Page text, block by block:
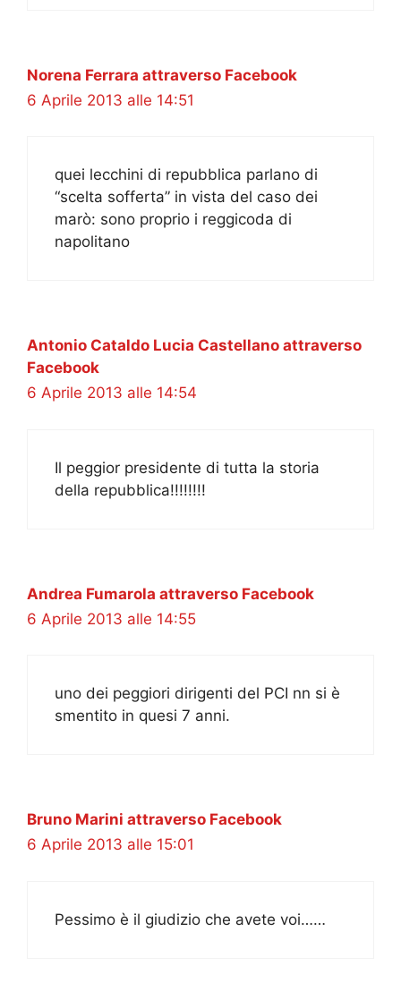
Norena Ferrara attraverso Facebook
6 Aprile 2013 alle 14:51
quei lecchini di repubblica parlano di
“scelta sofferta” in vista del caso dei
marò: sono proprio i reggicoda di
napolitano
Antonio Cataldo Lucia Castellano attraverso
Facebook
6 Aprile 2013 alle 14:54
Il peggior presidente di tutta la storia
della repubblica!!!!!!!!
Andrea Fumarola attraverso Facebook
6 Aprile 2013 alle 14:55
uno dei peggiori dirigenti del PCI nn si è
smentito in quesi 7 anni.
Bruno Marini attraverso Facebook
6 Aprile 2013 alle 15:01
Pessimo è il giudizio che avete voi……